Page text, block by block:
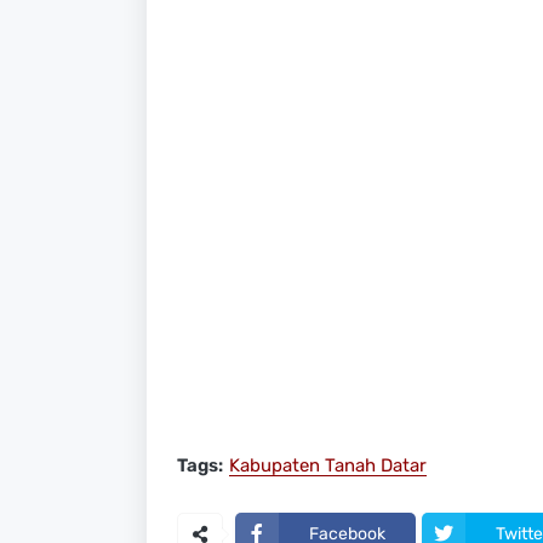
Tags: Kabupaten Tanah Datar
Facebook